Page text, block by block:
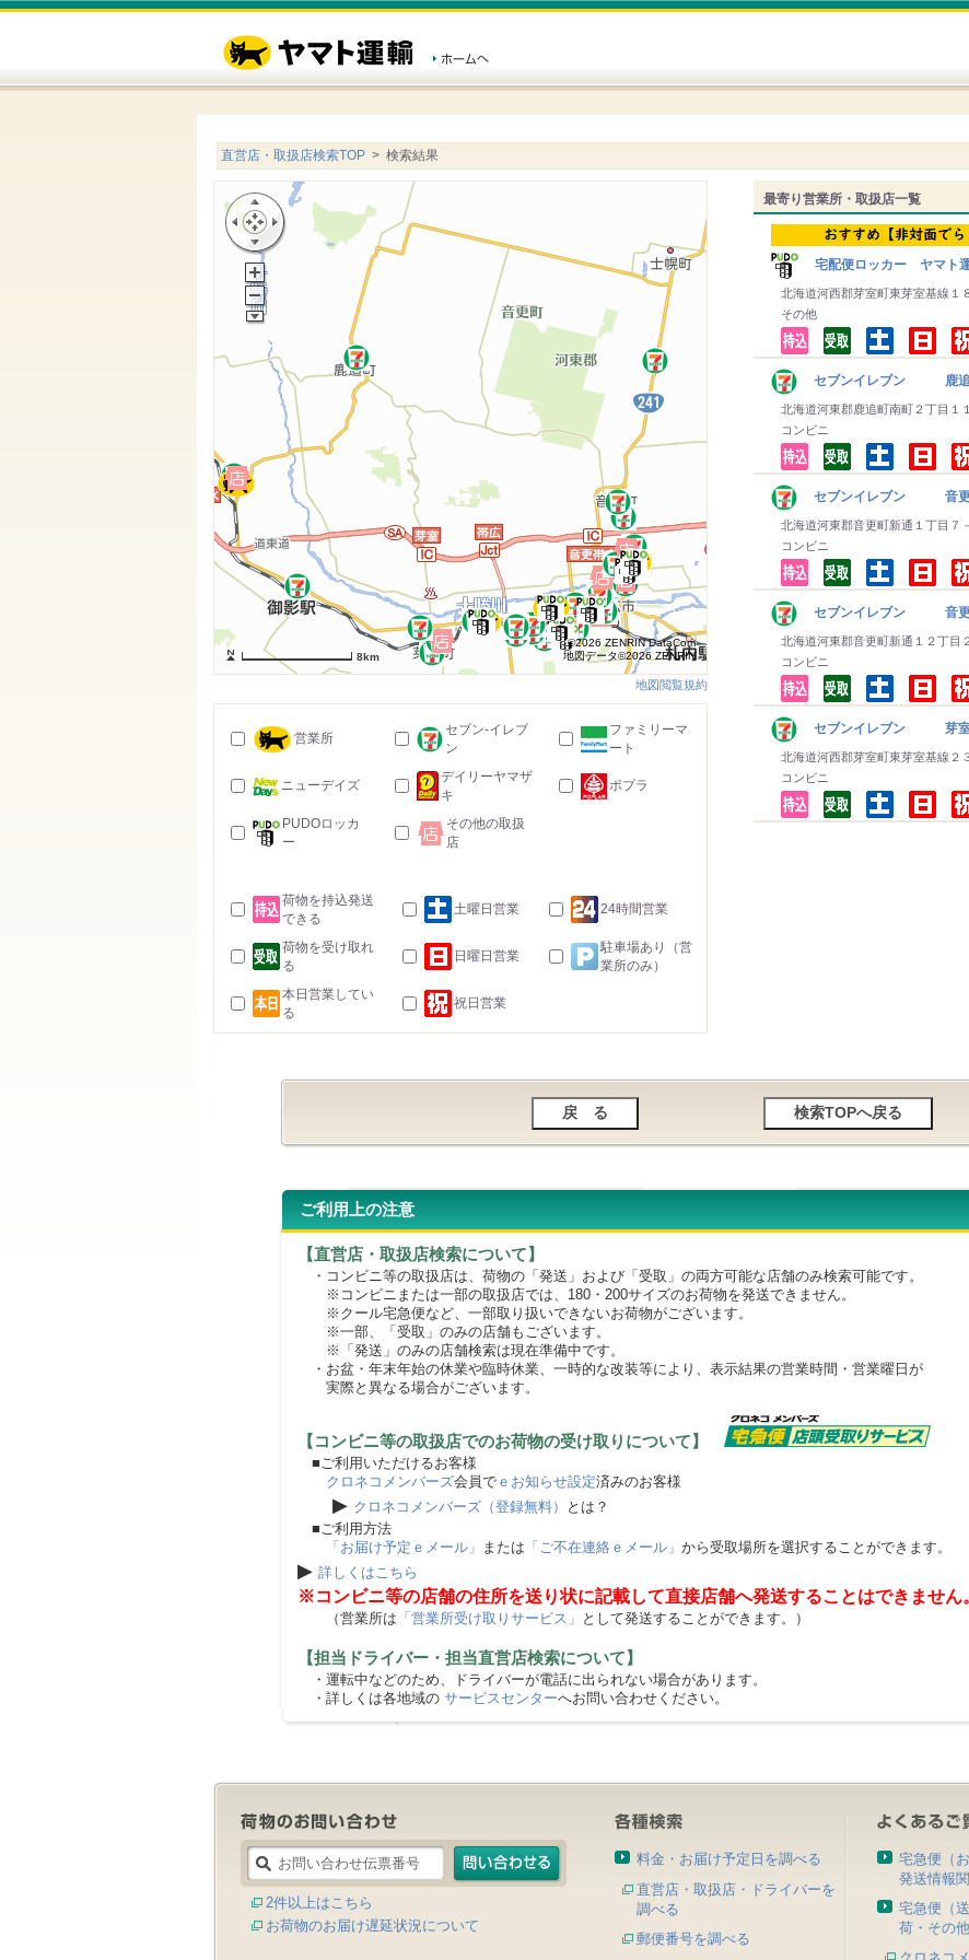
直営店・取扱店検索TOP > 検索結果
最寄り営業所・取扱店一覧
宅配便ロッカー ヤマト
北海道河西郡芽室町東芽室基線１
その他
セブンイレブン 鹿追
北海道河東郡鹿追町南町２丁目１
コンビニ
セブンイレブン 音更
北海道河東郡音更町新通１丁目７
コンビニ
セブンイレブン 音更
北海道河東郡音更町新通１２丁目
コンビニ
セブンイレブン 芽室
北海道河西郡芽室町東芽室基線２
コンビニ
8km
©2026 ZENRIN DataCom
地図データ©2026 ZENRIN
地図閲覧規約
営業所
セブン-イレブ
ン
ファミリーマ
ート
ニューデイズ
デイリーヤマザ
キ
ポプラ
PUDOロッカ
ー
その他の取扱
店
荷物を持込発送
できる
土曜日営業 24時間営業
荷物を受け取れ
る
日曜日営業
駐車場あり（営
業所のみ）
本日営業してい
る
祝日営業
ご利用上の注意
【直営店・取扱店検索について】
・コンビニ等の取扱店は、荷物の「発送」および「受取」の両方可能な店舗のみ検索可能です。
※コンビニまたは一部の取扱店では、180・200サイズのお荷物を発送できません。
※クール宅急便など、一部取り扱いできないお荷物がございます。
※一部、「受取」のみの店舗もございます。
※「発送」のみの店舗検索は現在準備中です。
・お盆・年末年始の休業や臨時休業、一時的な改装等により、表示結果の営業時間・営業曜日が
実際と異なる場合がございます。
【コンビニ等の取扱店でのお荷物の受け取りについて】
■ご利用いただけるお客様
クロネコメンバーズ会員で ｅお知らせ設定済みのお客様
▶ クロネコメンバーズ（登録無料）
とは？
■ご利用方法
「お届け予定ｅメール」 または 「ご不在連絡ｅメール」 から受取場所を選択することができます。
▶ 詳しくはこちら
※コンビニ等の店舗の住所を送り状に記載して直接店舗へ発送することはできません
（営業所は 「営業所受け取りサービス」 として発送することができます。）
【担当ドライバー・担当直営店検索について】
・運転中などのため、ドライバーが電話に出られない場合があります。
・詳しくは各地域の サービスセンターへお問い合わせください。
2件以上はこちら
お荷物のお届け遅延状況について
料金・お届け予定日を調べる
直営店・取扱店・ドライバーを
調べる
郵便番号を調べる
宅急便（
発送情報関
宅急便（
荷・その他